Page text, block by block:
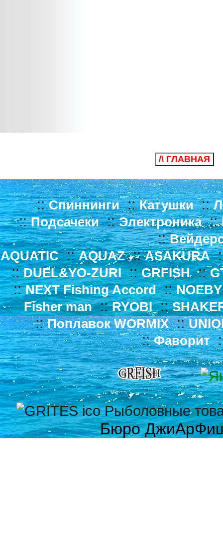
/\ ГЛАВНАЯ
::Спиннинги::Катушки::
::Подсачеки::Электроника::
::
AQUATIC::AQUAZ::ASAKURA
::DUEL&YO-ZURI ::GRFISH::
::NEXT Fishing Accord::NOEBY
Fisher man::RYOBI ::
::Поплавок WORMIX::
::Фаворит
Бюро